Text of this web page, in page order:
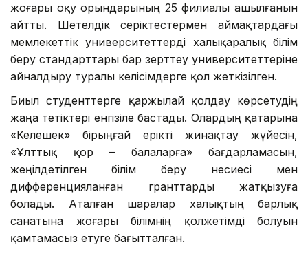
жоғары оқу орындарының 25 филиалы ашылғанын
айтты. Шетелдік серіктестермен аймақтардағы
мемлекеттік университеттерді халықаралық білім
беру стандарттары бар зерттеу университеттеріне
айналдыру туралы келісімдерге қол жеткізілген.
Биыл студенттерге қаржылай қолдау көрсетудің
жаңа тетіктері енгізіле бастады. Олардың қатарына
«Келешек» бірыңғай ерікті жинақтау жүйесін,
«Ұлттық қор – балаларға» бағдарламасын,
жеңілдетілген білім беру несиесі мен
дифференцияланған гранттарды жатқызуға
болады. Аталған шаралар халықтың барлық
санатына жоғары білімнің қолжетімді болуын
қамтамасыз етуге бағытталған.